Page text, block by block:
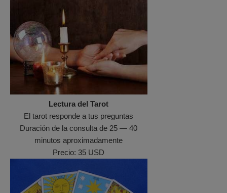
Lectura del Tarot
El tarot responde a tus preguntas
Duración de la consulta de 25 — 40
minutos aproximadamente
Precio: 35 USD